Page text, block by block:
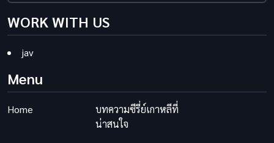
WORK WITH US
jav
Menu
Home
บทความซีรี่ย์เกาหลีที่
น่าสนใจ